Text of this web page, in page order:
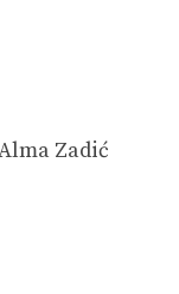
Zadić